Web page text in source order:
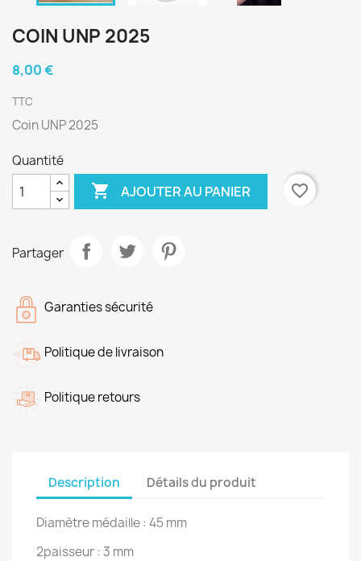
COIN UNP 2025
8,00 €
TTC
Coin UNP 2025
Quantité
 AJOUTER AU PANIER favorite_border
Partager
Garanties sécurité
Politique de livraison
Politique retours
Description Détails du produit
Diamètre médaille : 45 mm
2paisseur : 3 mm